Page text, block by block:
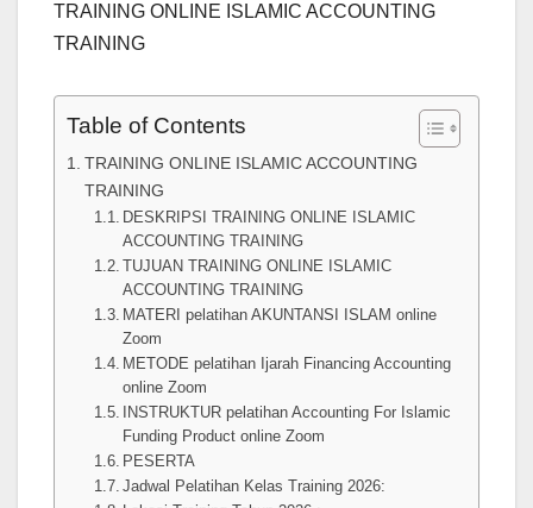
TRAINING ONLINE ISLAMIC ACCOUNTING
TRAINING
Table of Contents
TRAINING ONLINE ISLAMIC ACCOUNTING
TRAINING
DESKRIPSI TRAINING ONLINE ISLAMIC
ACCOUNTING TRAINING
TUJUAN TRAINING ONLINE ISLAMIC
ACCOUNTING TRAINING
MATERI pelatihan AKUNTANSI ISLAM online
Zoom
METODE pelatihan Ijarah Financing Accounting
online Zoom
INSTRUKTUR pelatihan Accounting For Islamic
Funding Product online Zoom
PESERTA
Jadwal Pelatihan Kelas Training 2026: